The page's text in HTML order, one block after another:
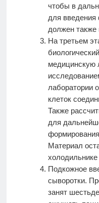
чтобы в
для введения
должен также
На третьем
медицинскую
лаборатории
клеток
Также
для
Материал
холодильнике
Подкожное
сыворотки.
занят